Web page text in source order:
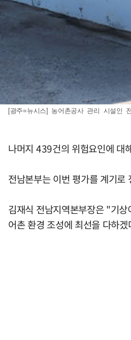
[광주=뉴시스] 농어촌공사 관리 시설인
나머지 439건의 위험요인에 대
전남본부는 이번 평가를 계기로
김재식 전남지역본부장은 "기
어촌 환경 조성에 최선을 다하